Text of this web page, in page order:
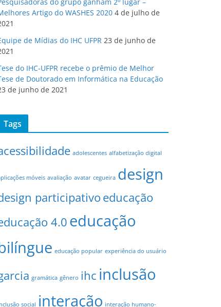
Artigo do WASHES 2020 4 de julho de
de Mídias do IHC UFPR 23 de junho de
do IHC-UFPR recebe o prêmio de Melhor
de Doutorado em Informática na Educação
de junho de 2021
Tags
adolescentes alfabetização digital
móveis avaliação avatar cegueira design
participativo educação
4.0 educação
educação popular experiência do usuário
gramática gênero ihc inclusão
social interação interação humano-